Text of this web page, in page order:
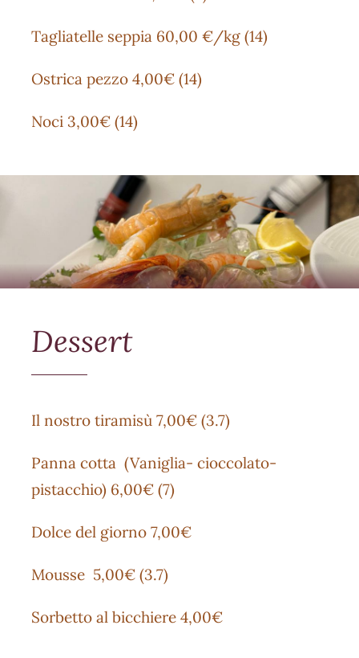
Tagliatelle seppia 60,00 €/kg (14)
Ostrica pezzo 4,00€ (14)
Noci 3,00€ (14)
Dessert
Il nostro tiramisù 7,00€ (3.7)
Panna cotta (Vaniglia- cioccolato-
pistacchio) 6,00€ (7)
Dolce del giorno 7,00€
Mousse 5,00€ (3.7)
Sorbetto al bicchiere 4,00€